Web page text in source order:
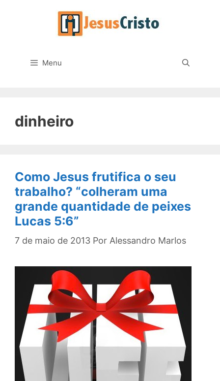
Menu
dinheiro
Como Jesus frutifica o seu
trabalho? “colheram uma
grande quantidade de peixes
Lucas 5:6”
7 de maio de 2013 Por Alessandro Marlos